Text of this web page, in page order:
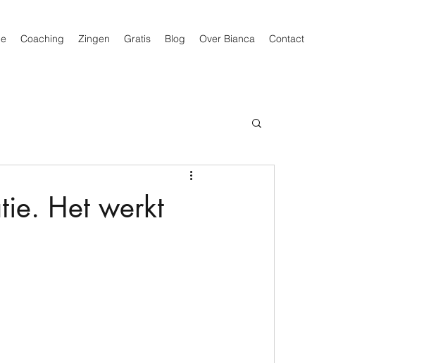
Coaching Zingen Gratis Blog Over Bianca Contact
Het werkt